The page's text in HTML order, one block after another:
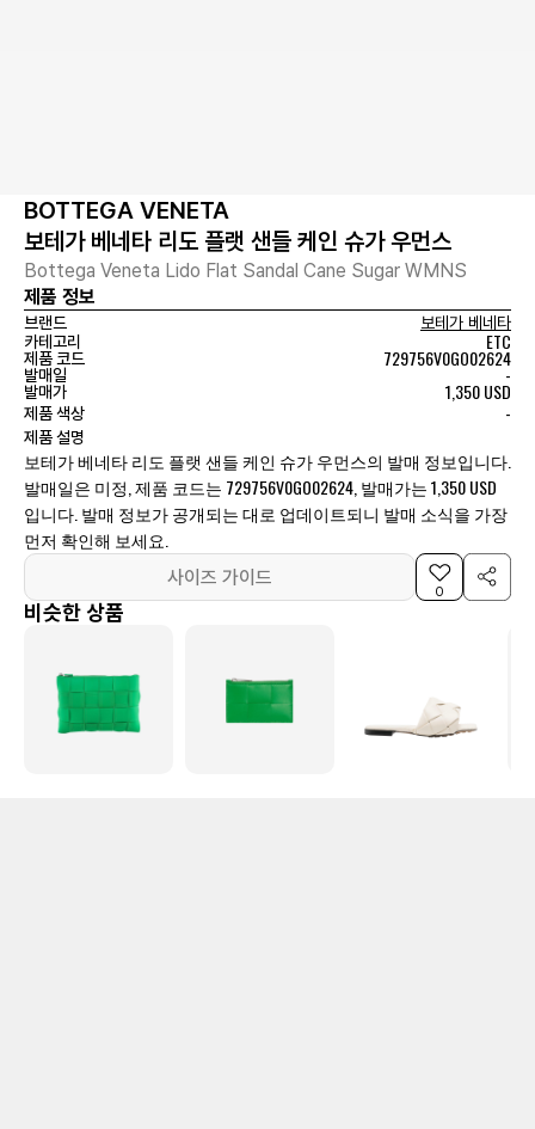
BOTTEGA VENETA
보테가 베네타 리도 플랫 샌들 케인 슈가 우먼스
Bottega Veneta Lido Flat Sandal Cane Sugar WMNS
제품 정보
브랜드
보테가 베네타
카테고리
ETC
제품 코드 729756V0GO02624
발매일 -
발매가 1,350 USD
제품 색상 -
제품 설명
보테가 베네타 리도 플랫 샌들 케인 슈가 우먼스의 발매 정보입니다.
발매일은 미정, 제품 코드는 729756V0GO02624, 발매가는 1,350 USD
입니다. 발매 정보가 공개되는 대로 업데이트되니 발매 소식을 가장
먼저 확인해 보세요.
사이즈 가이드
0
비슷한 상품